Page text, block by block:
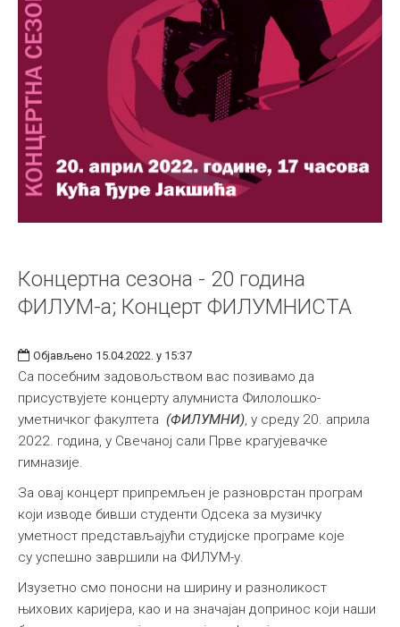
Концертна сезона - 20 година
ФИЛУМ-а; Концерт ФИЛУМНИСТА
Објављено 15.04.2022. у 15:37
Са посебним задовољством вас позивамо да
присуствујете концерту алумниста Филолошко-
уметничког факултета (ФИЛУМНИ), у среду 20. априла
2022. година, у Свечаној сали Прве крагујевачкe
гимназијe.
За овај концерт припремљен је разноврстан програм
који изводе бивши студенти Одсека за музичку
уметност представљајући студијске програме које
су успешно завршили на ФИЛУМ-у.
Изузетно смо поносни на ширину и разноликост
њихових каријера, као и на значајан допринос који наши